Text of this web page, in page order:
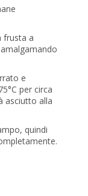
frusta a
e
per circa
asciutto alla
quindi